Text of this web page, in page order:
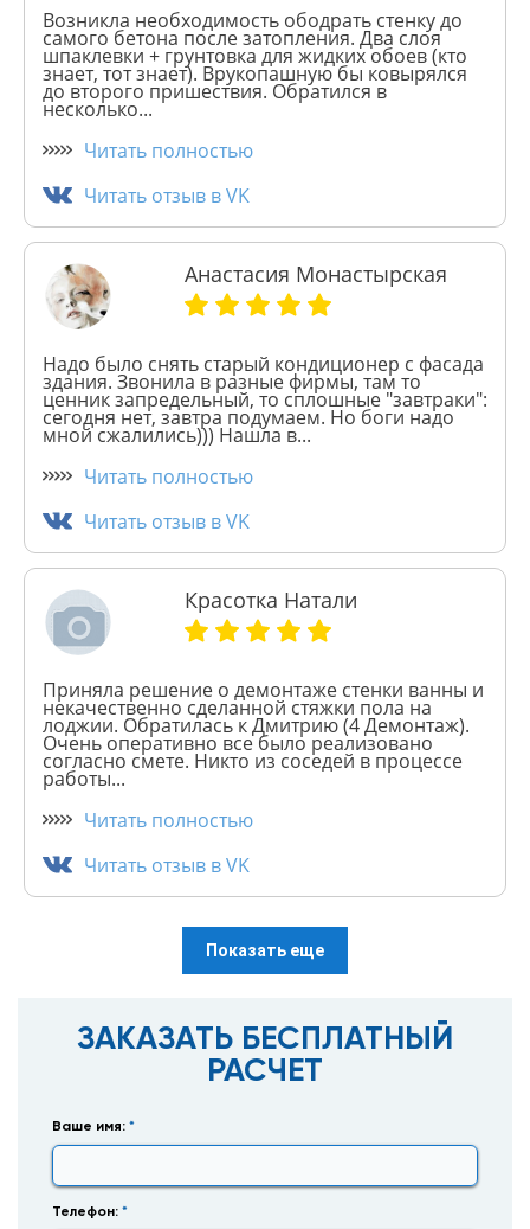
Возникла необходимость ободрать стенку до
самого бетона после затопления. Два слоя
шпаклевки + грунтовка для жидких обоев (кто
знает, тот знает). Врукопашную бы ковырялся
до второго пришествия. Обратился в
несколько...
Читать полностью
Читать отзыв в VK
Анастасия Монастырская
Надо было снять старый кондиционер с фасада
здания. Звонила в разные фирмы, там то
ценник запредельный, то сплошные "завтраки":
сегодня нет, завтра подумаем. Но боги надо
мной сжалились))) Нашла в...
Читать полностью
Читать отзыв в VK
Красотка Натали
Приняла решение о демонтаже стенки ванны и
некачественно сделанной стяжки пола на
лоджии. Обратилась к Дмитрию (4 Демонтаж).
Очень оперативно все было реализовано
согласно смете. Никто из соседей в процессе
работы...
Читать полностью
Читать отзыв в VK
Показать еще
ЗАКАЗАТЬ БЕСПЛАТНЫЙ
РАСЧЕТ
Ваше имя: *
Телефон: *